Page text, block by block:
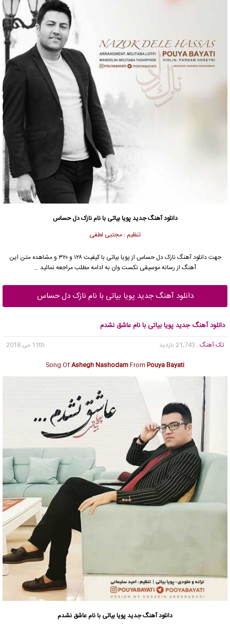
دانلود آهنگ جدیدپویا بیاتی با نام نازک دل حساس
تنظیم : مجتبی لطفی
جهت دانلود آهنگ نازک دل حساس از پویا بیاتی
با کیفیت ۱۲۸ و ۳۲۰ و مشاهده متن این
آهنگ از رسانه موسیقی نکست وان به ادامه مطلب مراجعه نمائید …
دانلود آهنگ جدید پویا بیاتی با نام نازک دل حساس
دانلود آهنگ جدید پویا بیاتی با نام عاشق نشدم
تک آهنگ , 21,743 بازدید
11th می 2018
Song OfAshegh NashodamFrom Pouya Bayati
دانلود آهنگ جدیدپویا بیاتی با نام عاشق نشدم